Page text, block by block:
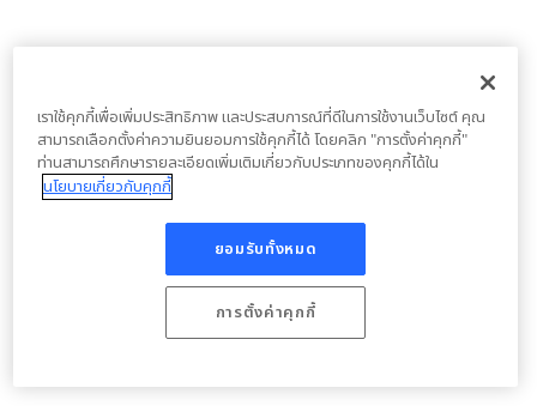
เราใช้คุกกี้เพื่อเพิ่มประสิทธิภาพ และประสบการณ์ที่ดีในการใช้งานเว็บไซต์ คุณ
สามารถเลือกตั้งค่าความยินยอมการใช้คุกกี้ได้ โดยคลิก "การตั้งค่าคุกกี้"
ท่านสามารถศึกษารายละเอียดเพิ่มเติมเกี่ยวกับประเภทของคุกกี้ได้ใน
นโยบายเกี่ยวกับคุกกี้
ยอมรับทั้งหมด
การตั้งค่าคุกกี้